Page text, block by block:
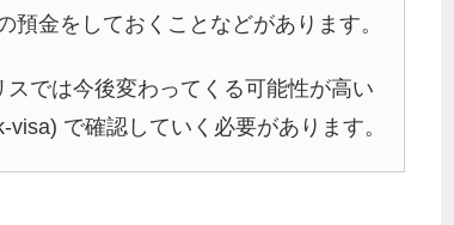
金をしておくことなどがあります。
では今後変わってくる可能性が高い
で確認していく必要があります。